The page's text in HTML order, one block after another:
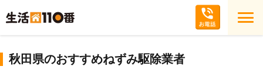
秋田県のおすすめねずみ駆除業者